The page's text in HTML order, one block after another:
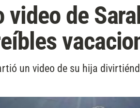
video de
un video de su hija